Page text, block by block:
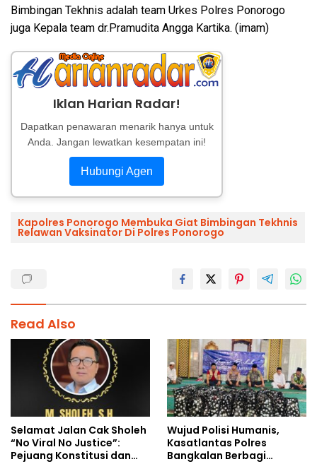
Bimbingan Tekhnis adalah team Urkes Polres Ponorogo
juga Kepala team dr.Pramudita Angga Kartika. (imam)
Iklan Harian Radar!
Dapatkan penawaran menarik hanya untuk
Anda. Jangan lewatkan kesempatan ini!
Hubungi Agen
Kapolres Ponorogo Membuka Giat Bimbingan Tekhnis
Relawan Vaksinator Di Polres Ponorogo
Read Also
Selamat Jalan Cak Sholeh
“No Viral No Justice”:
Pejuang Konstitusi dan
Wujud Polisi Humanis,
Kasatlantas Polres
Bangkalan Berbagi